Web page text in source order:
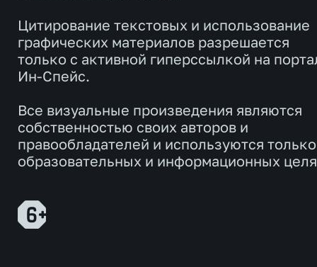
Цитирование текстовых и использование
графических материалов разрешается
только с активной гиперссылкой на
Ин-Спейс.
Все визуальные произведения являются
собственностью своих авторов и
правообладателей и используются
образовательных и информационных